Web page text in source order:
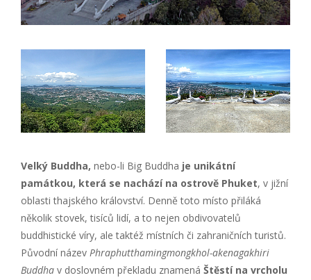
Velký Buddha, nebo-li Big Buddha je unikátní
památkou, která se nachází na ostrově Phuket, v jižní
oblasti thajského království. Denně toto místo přiláká
několik stovek, tisíců lidí, a to nejen obdivovatelů
buddhistické víry, ale taktéž místních či zahraničních turistů.
Původní název Phraphutthamingmongkhol-akenagakhiri
Buddha v doslovném překladu znamená Štěstí na vrcholu